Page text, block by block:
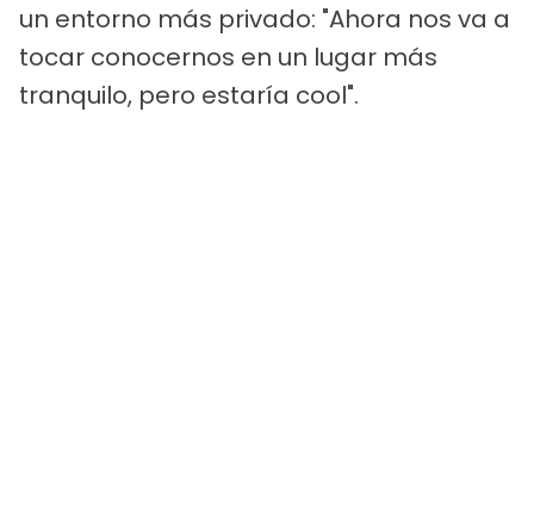
un entorno más privado: "Ahora nos va a
tocar conocernos en un lugar más
tranquilo, pero estaría cool".